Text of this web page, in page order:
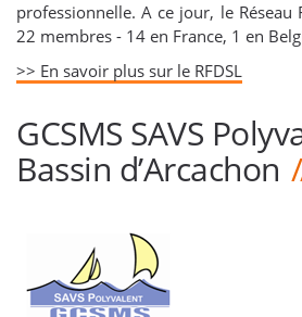
professionnelle. A ce jour, le Réseau
22 membres - 14 en France, 1 en
>> En savoir plus sur le RFDSL
GCSMS SAVS
Bassin d’Arcachon